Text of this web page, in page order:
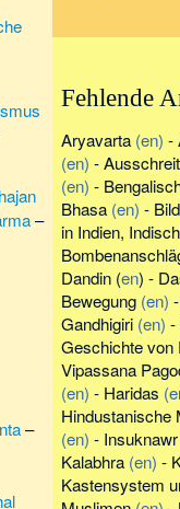
Fehlende
Aryavarta (en) -
(en) -
(en) -
Bhasa (en) -
in Indien,
Dandin(en) -
Bewegung (en) -
Gandhigiri (en) -
Geschichte von
Vipassana
(en) - Haridas
Hindustanische
(en) - Insuknawr
Kalabhra (en) -
Kastensystem
–
–